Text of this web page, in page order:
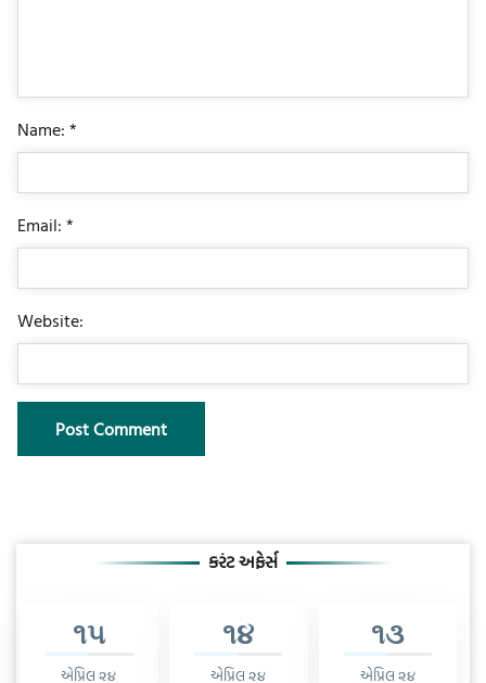
Name: *
Email: *
Website:
કરંટ અફેર્સ
૧૫
એપ્રિલ ૨૪
૧૪
એપ્રિલ ૨૪
૧૩
એપ્રિલ ૨૪